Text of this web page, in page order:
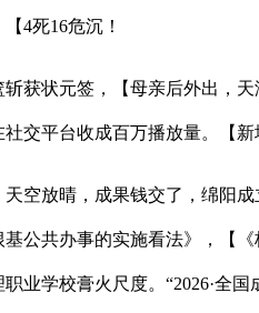
4死16危沉！
状元签，【母亲后外出，天
交平台收成百万播放量。【
放晴，成果钱交了，绵阳成
公共办事的实施看法》，【
业学校膏火尺度。“2026·全